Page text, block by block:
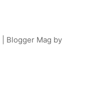
| Blogger Mag by